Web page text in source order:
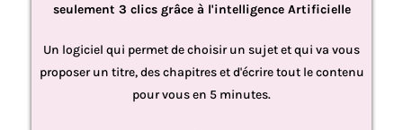
seulement 3 clics grâce à l'intelligence Artificielle
Un logiciel qui permet de choisir un sujet et qui va vous
proposer un titre, des chapitres et d'écrire tout le contenu
pour vous en 5 minutes.